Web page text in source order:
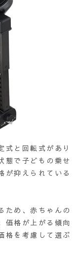
式と回転式があり
態で子どもの乗せ
が抑えられている
ため、赤ちゃんの
価格が上がる傾向
格を考慮して選ぶ